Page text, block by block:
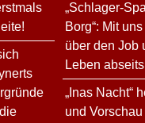
„Schlager-
Borg“: Mit
über den Job
Leben
„Inas Nacht“
und